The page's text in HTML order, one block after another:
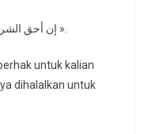
«إن أحق الشروط أن توفوا به ما استحللتم به الفروج ».
untuk kalian
dihalalkan untuk